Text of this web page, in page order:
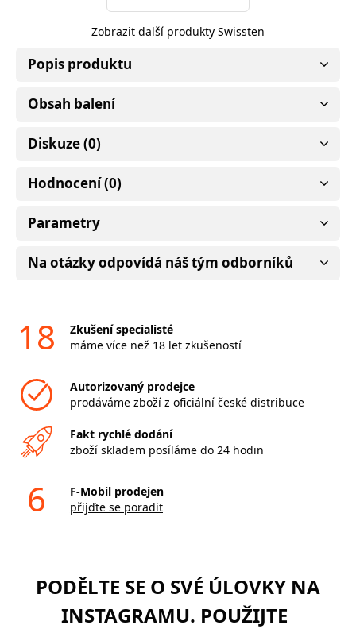
Zobrazit další produkty Swissten
Popis produktu
Obsah balení
Diskuze (0)
Hodnocení (0)
Parametry
Na otázky odpovídá náš tým odborníků
18
Zkušení specialisté
máme více než 18 let zkušeností
Autorizovaný prodejce
prodáváme zboží z oficiální české distribuce
Fakt rychlé dodání
zboží skladem posíláme do 24 hodin
6
F-Mobil prodejen
přijďte se poradit
PODĚLTE SE O SVÉ ÚLOVKY NA
INSTAGRAMU. POUŽIJTE